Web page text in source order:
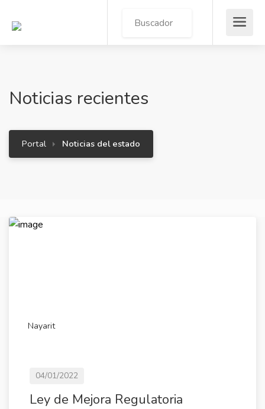
Noticias recientes
Portal Noticias del estado
Nayarit
04/01/2022
Ley de Mejora Regulatoria